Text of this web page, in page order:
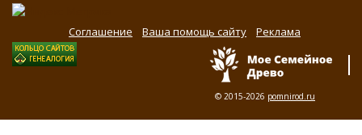
Соглашение Ваша помощь сайту Реклама
© 2015-2026 pomnirod.ru